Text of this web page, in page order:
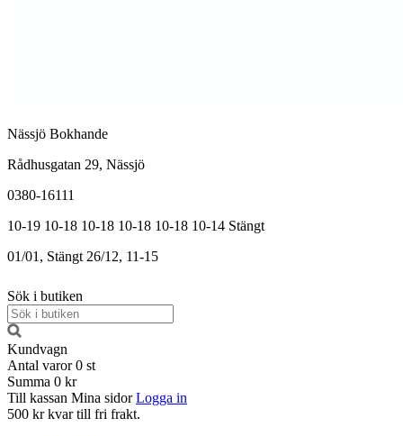
Nässjö Bokhande
Rådhusgatan 29, Nässjö
0380-16111
10-19 10-18 10-18 10-18 10-18 10-14 Stängt
01/01, Stängt 26/12, 11-15
Sök i butiken
Kundvagn
Antal varor 0 st
Summa 0 kr
Till kassan Mina sidor Logga in
500 kr kvar till fri frakt.